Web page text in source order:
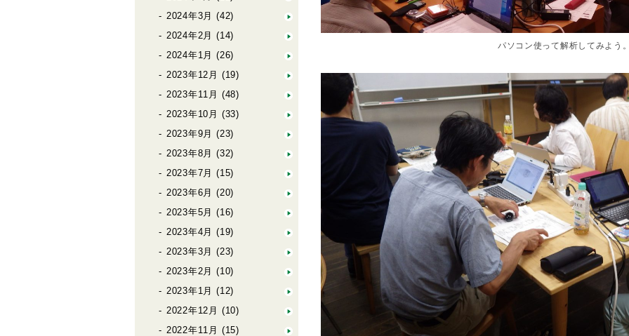
2024年3月 (42)
2024年2月 (14)
2024年1月 (26)
2023年12月 (19)
2023年11月 (48)
2023年10月 (33)
2023年9月 (23)
2023年8月 (32)
2023年7月 (15)
2023年6月 (20)
2023年5月 (16)
2023年4月 (19)
2023年3月 (23)
2023年2月 (10)
2023年1月 (12)
2022年12月 (10)
2022年11月 (15)
パソコン使って解析してみよう